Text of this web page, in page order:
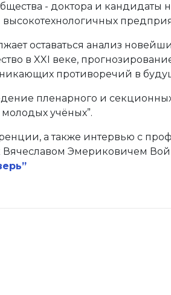
- доктора и кандидаты
оставаться анализ
в XXI веке,
противоречий в
пленарного и
учёных”.
а также интервью с
Вячеславом Эмериковичем